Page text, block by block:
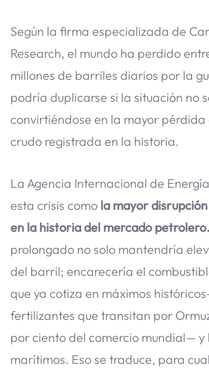
Según la firma especializada de
Research, el mundo ha perdido
millones de barriles diarios por la
podría duplicarse si la situación no
convirtiéndose en la mayor pérdida
crudo registrada en la historia.
La Agencia Internacional de
esta crisis como la mayor
en la historia del mercado petrolero.
prolongado no solo mantendría
del barril; encarecería el
que ya cotiza en máximos
fertilizantes que transitan por
por ciento del comercio mundial— y
marítimos. Eso se traduce, para